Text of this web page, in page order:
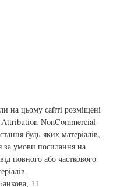
на цьому сайті розміщені
NonCommercial-
будь-яких матеріалів,
за умови посилання на
повного або часткового
11